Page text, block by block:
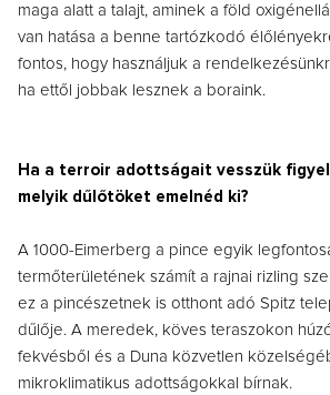
maga alatt a talajt, aminek a föld
van hatása a benne tartózkodó
fontos, hogy használjuk a
ha ettől jobbak lesznek a boraink.
Ha a terroir adottságait vesszük
melyik dűlőtöket emelnéd ki?
A 1000-Eimerberg a pince egyik
termőterületének számít a rajnai rizling
ez a pincészetnek is otthont adó Spitz
dűlője. A meredek, köves teraszokon
fekvésből és a Duna közvetlen
mikroklimatikus adottságokkal bírnak.